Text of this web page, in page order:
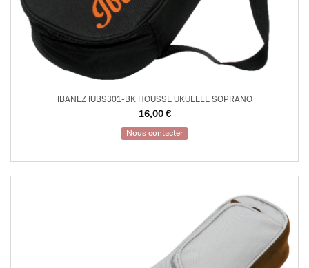
IBANEZ IUBS301-BK HOUSSE UKULELE SOPRANO
16,00 €
Nous contacter